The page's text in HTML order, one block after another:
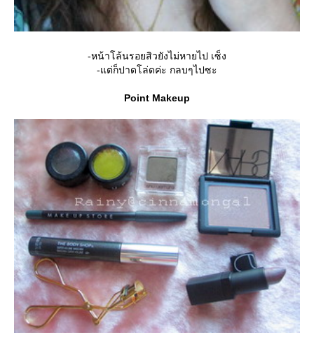
-หน้าโล้นรอยสิวยังไม่หายไป เซ็ง
-แต่ก็ปาดโล่ดค่ะ กลบๆไปซะ
Point Makeup